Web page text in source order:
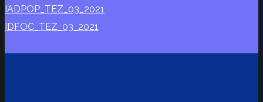
IADPOP_TEZ_03_2021
IDFOC_TEZ_03_2021